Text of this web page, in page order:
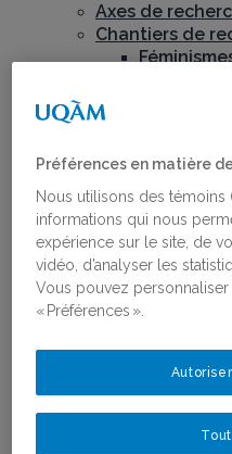
Axes de
Chantiers de
Projets financés
Concours :
aux chantiers
Publications
Toutes les
Ligne du temps
Québec
Bourses
Lauréates des
Préférences en matière
Nous utilisons des
informations qui nous
expérience sur le site, de
vidéo, d’analyser les
Vous pouvez
« Préférences ».